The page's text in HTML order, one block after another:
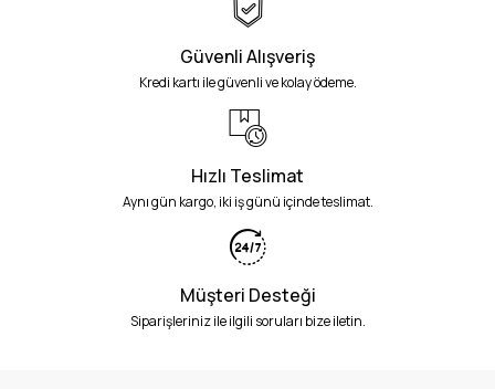
Güvenli Alışveriş
Kredi kartı ile güvenli ve kolay ödeme.
Hızlı Teslimat
Aynı gün kargo, iki iş günü içinde teslimat.
Müşteri Desteği
Siparişleriniz ile ilgili soruları bize iletin.